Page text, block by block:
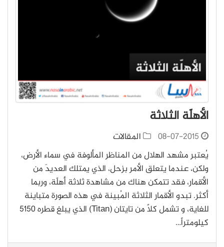
الأهلّة الثلاثة
08-07-2015
المقالات
يُعتبر مشهد الهلال من المناظر المألوفة في سماء الأرض،
ولكن، عندما يتعلق الأمر بزحل، الذي يمتلك العديدَ من
الأقمار، فقد تتمكن هناك من مشاهدة ثلاثة أهلّة، وربما
أكثر. تبدو الأقمار الثلاثة المُبينة في هذه الصورة متباينة
للغاية، و تشمل كلاً من تايتان (Titan) الذي يبلغ قطره 5150
كيلومتراً…